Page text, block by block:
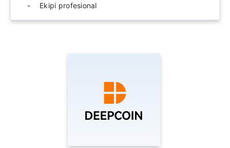
Ekipi profesional